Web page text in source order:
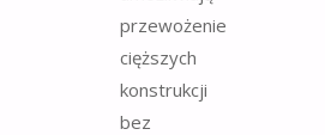
przewożenie
cięższych
konstrukcji
bez